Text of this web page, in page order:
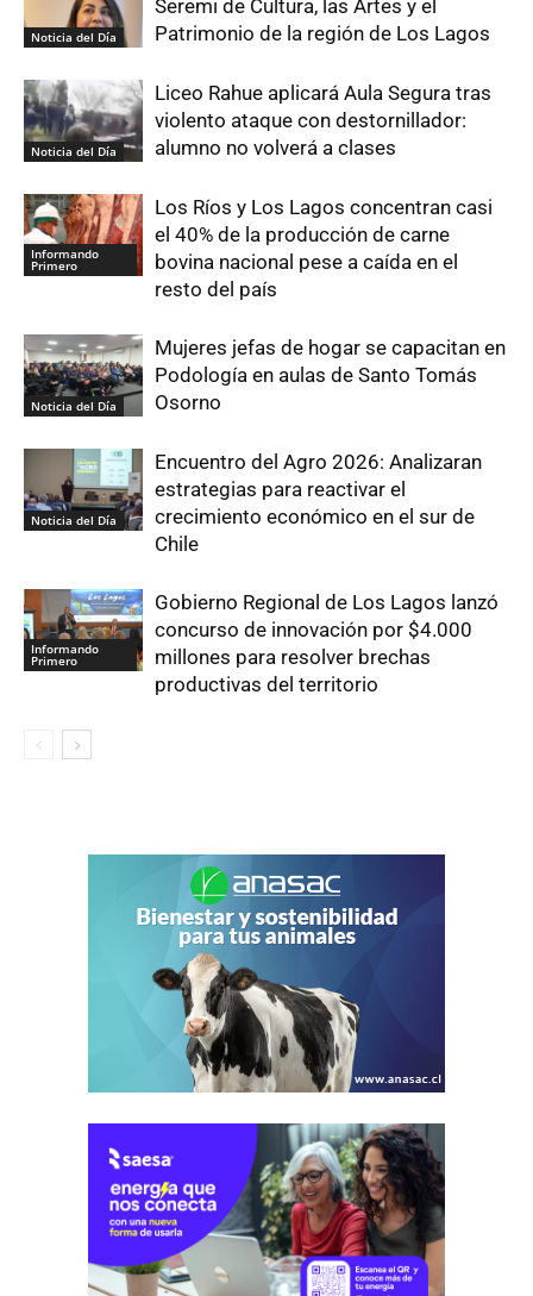
Noticia del Día
Seremi de Cultura, las Artes y el
Patrimonio de la región de Los Lagos
Noticia del Día
Liceo Rahue aplicará Aula Segura tras
violento ataque con destornillador:
alumno no volverá a clases
Informando
Primero
Los Ríos y Los Lagos concentran casi
el 40% de la producción de carne
bovina nacional pese a caída en el
resto del país
Noticia del Día
Mujeres jefas de hogar se capacitan en
Podología en aulas de Santo Tomás
Osorno
Noticia del Día
Encuentro del Agro 2026: Analizaran
estrategias para reactivar el
crecimiento económico en el sur de
Chile
Informando
Primero
Gobierno Regional de Los Lagos lanzó
concurso de innovación por $4.000
millones para resolver brechas
productivas del territorio